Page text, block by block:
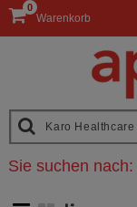
Warenkorb
0
Sie suchen nach: